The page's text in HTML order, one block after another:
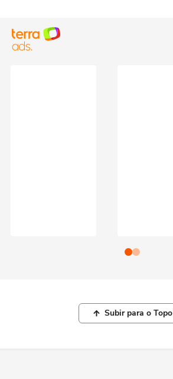
Subir para o Topo